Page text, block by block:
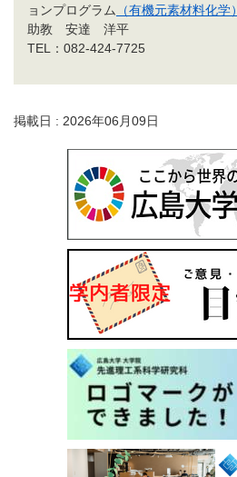
ョンプログラム
（有機元素材料化学）
助教 安達 洋平
TEL：082-424-7725
掲載日 : 2026年06月09日